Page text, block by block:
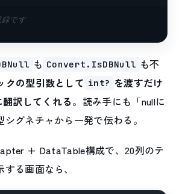
です
も Convert.IsDBNull も不
クの型引数として int? を渡すだけ
訳してくれる。読み手にも「nullに
グネチャから一発で伝わる。
+ DataTable構成で、20列のテ
る画面なら、